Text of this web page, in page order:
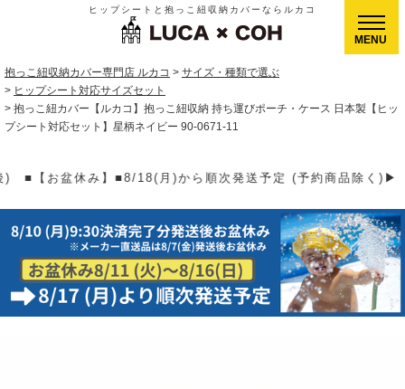
ヒップシートと抱っこ紐収納カバーならルカコ
抱っこ紐収納カバー専門店 ルカコ
サイズ・種類で選ぶ
ヒップシート対応サイズセット
抱っこ紐カバー【ルカコ】抱っこ紐収納 持ち運びポーチ・ケース 日本製【ヒッ
プシート対応セット】星柄ネイビー 90-0671-11
品除く)▶【送料】ゆうパケット400円(全国一律)、ゆうパ